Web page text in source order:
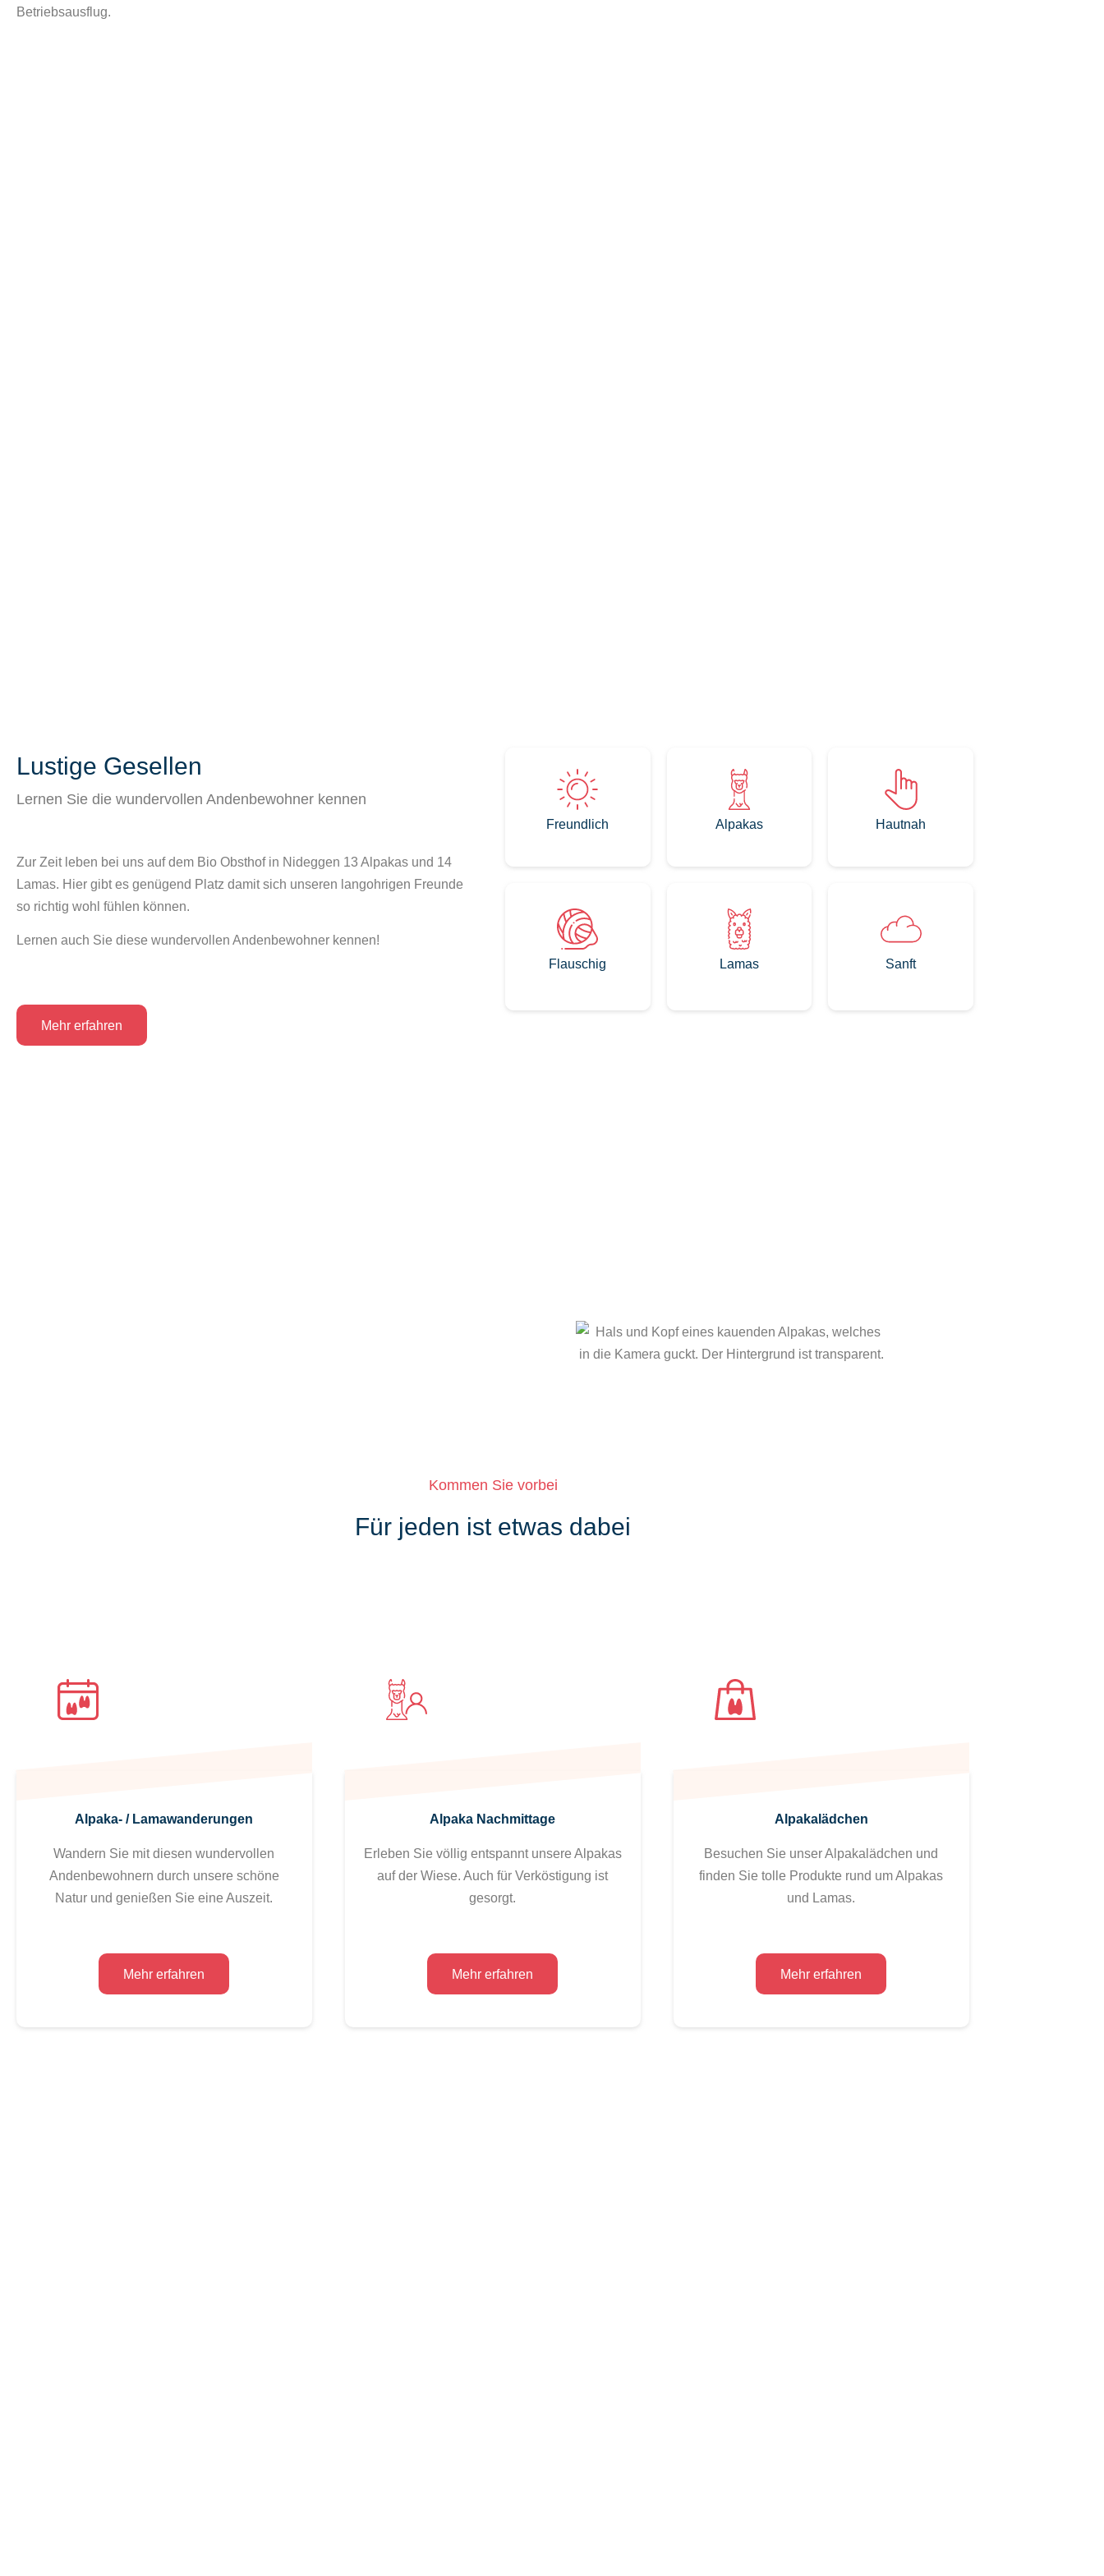
Betriebsausflug.
Lustige Gesellen
Lernen Sie die wundervollen Andenbewohner kennen
Zur Zeit leben bei uns auf dem Bio Obsthof in Nideggen 13 Alpakas und 14
Lamas. Hier gibt es genügend Platz damit sich unseren langohrigen Freunde
so richtig wohl fühlen können.
Lernen auch Sie diese wundervollen Andenbewohner kennen!
Mehr erfahren
Freundlich Alpakas Hautnah
Flauschig Lamas Sanft
Kommen Sie vorbei
Für jeden ist etwas dabei
Alpaka- / Lamawanderungen
Wandern Sie mit diesen wundervollen
Andenbewohnern durch unsere schöne
Natur und genießen Sie eine Auszeit.
Mehr erfahren
Alpaka Nachmittage
Erleben Sie völlig entspannt unsere Alpakas
auf der Wiese. Auch für Verköstigung ist
gesorgt.
Mehr erfahren
Alpakalädchen
Besuchen Sie unser Alpakalädchen und
finden Sie tolle Produkte rund um Alpakas
und Lamas.
Mehr erfahren